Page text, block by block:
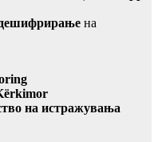
на
на истражувања